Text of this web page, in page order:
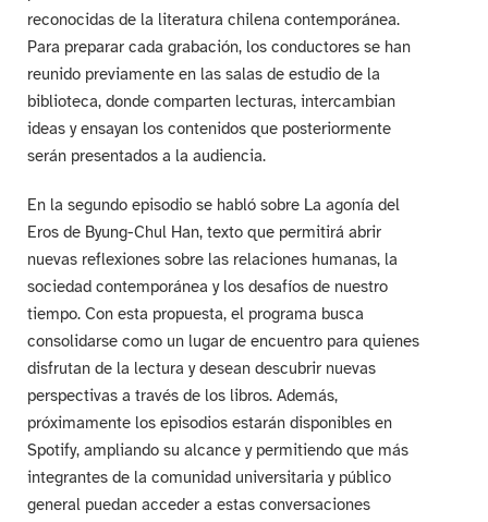
reconocidas de la literatura chilena contemporánea.
Para preparar cada grabación, los conductores se han
reunido previamente en las salas de estudio de la
biblioteca, donde comparten lecturas, intercambian
ideas y ensayan los contenidos que posteriormente
serán presentados a la audiencia.
En la segundo episodio se habló sobre La agonía del
Eros de Byung-Chul Han, texto que permitirá abrir
nuevas reflexiones sobre las relaciones humanas, la
sociedad contemporánea y los desafíos de nuestro
tiempo. Con esta propuesta, el programa busca
consolidarse como un lugar de encuentro para quienes
disfrutan de la lectura y desean descubrir nuevas
perspectivas a través de los libros. Además,
próximamente los episodios estarán disponibles en
Spotify, ampliando su alcance y permitiendo que más
integrantes de la comunidad universitaria y público
general puedan acceder a estas conversaciones